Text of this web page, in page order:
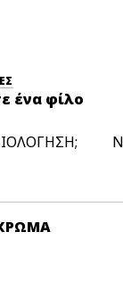
ένα φίλο